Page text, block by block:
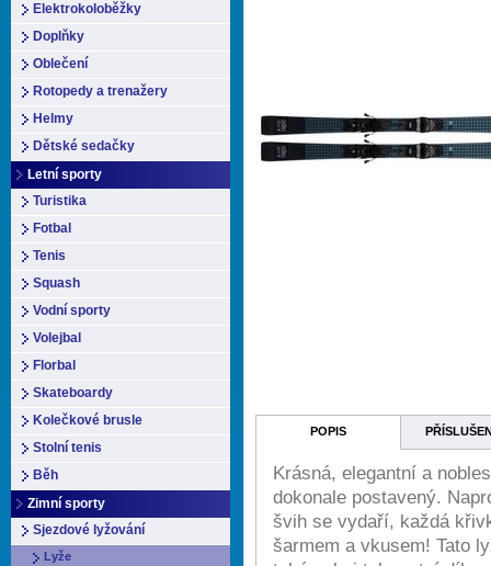
Elektrokoloběžky
Doplňky
Oblečení
Rotopedy a trenažery
Helmy
Dětské sedačky
Letní sporty
Turistika
Fotbal
Tenis
Squash
Vodní sporty
Volejbal
Florbal
Skateboardy
Kolečkové brusle
Stolní tenis
Běh
Zimní sporty
Sjezdové lyžování
Lyže
POPIS
Krásná, elegantní a
dokonale postavený.
švih se vydaří, každá
šarmem a vkusem! Tato